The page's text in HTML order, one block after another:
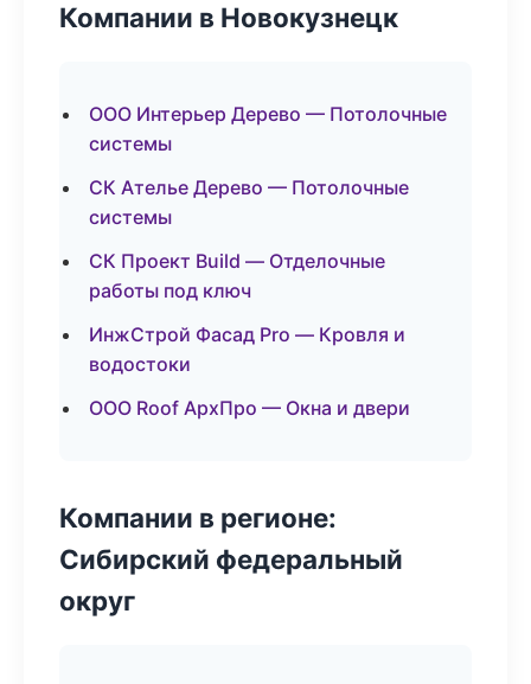
Компании в Новокузнецк
ООО Интерьер Дерево — Потолочные
системы
СК Ателье Дерево — Потолочные
системы
СК Проект Build — Отделочные
работы под ключ
ИнжСтрой Фасад Pro — Кровля и
водостоки
ООО Roof АрхПро — Окна и двери
Компании в регионе:
Сибирский федеральный
округ